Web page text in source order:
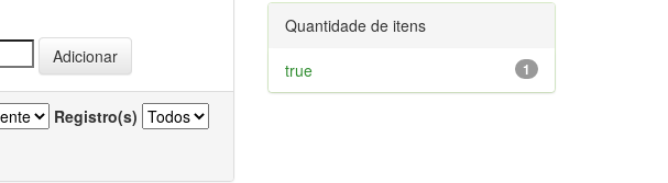
Registro(s)
Quantidade de itens
1
true